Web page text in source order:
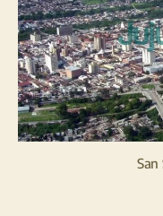
San